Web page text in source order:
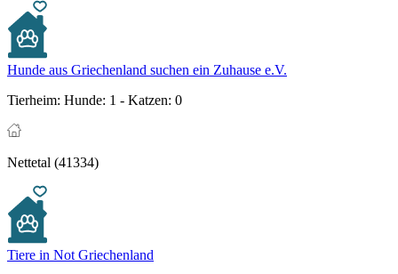
Hunde aus Griechenland suchen ein Zuhause e.V.
Tierheim: Hunde: 1 - Katzen: 0
Nettetal (41334)
Tiere in Not Griechenland